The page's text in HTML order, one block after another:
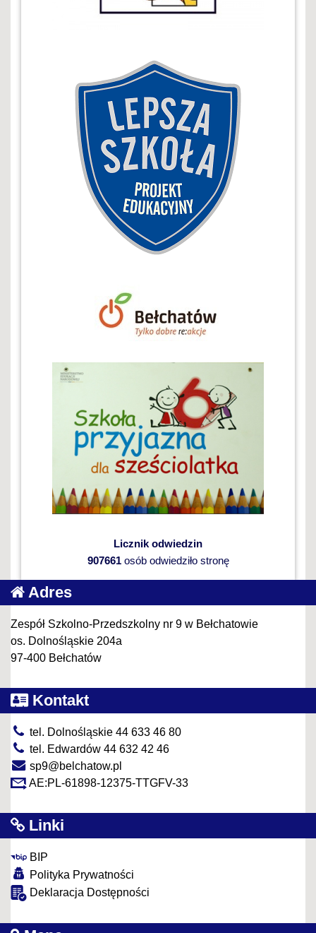
Licznik odwiedzin
907661osób odwiedziło stronę
Adres
Zespół Szkolno-Przedszkolny nr 9 w Bełchatowie
os. Dolnośląskie 204a
97-400 Bełchatów
Kontakt
tel. Dolnośląskie 44 633 46 80
tel. Edwardów 44 632 42 46
sp9@belchatow.pl
AE:PL-61898-12375-TTGFV-33
Linki
BIP
Polityka Prywatności
Deklaracja Dostępności